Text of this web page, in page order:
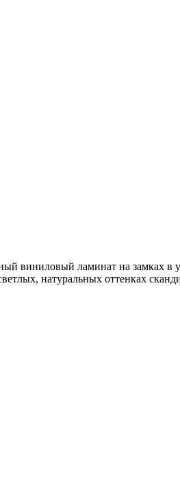
виниловый ламинат на замках в
натуральных оттенках